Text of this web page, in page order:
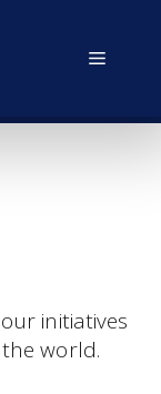
initiatives
world.